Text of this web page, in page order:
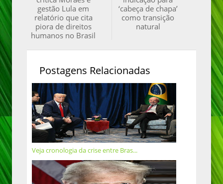
‘cabeça de chapa’
como transição
natural
gestão Lula em
relatório que cita
piora de direitos
humanos no Brasil
Postagens Relacionadas
Veja cronologia da crise entre Bras...